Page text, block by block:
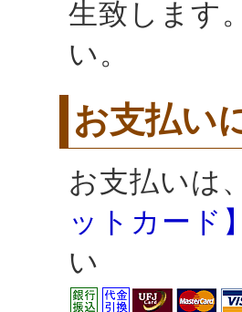
生致します
い。
お支払い
お支払いは、
ットカード】
い